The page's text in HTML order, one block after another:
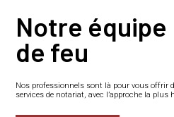
Notre équipe
de feu
Nos professionnels sont là pour vous offrir
services de notariat, avec l’approche la